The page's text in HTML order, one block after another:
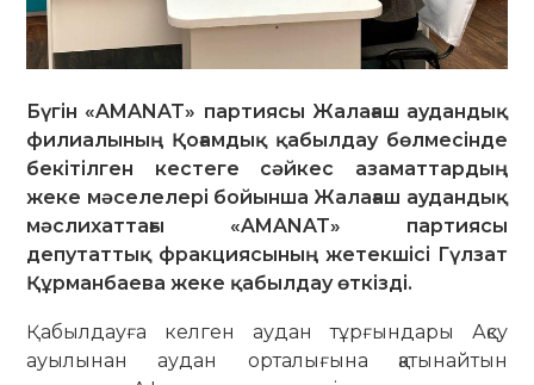
Бүгін «AMANAT» партиясы Жалағаш аудандық
филиалының Қоғамдық қабылдау бөлмесінде
бекітілген кестеге сәйкес азаматтардың
жеке мәселелері бойынша Жалағаш аудандық
мәслихаттағы «AMANAT» партиясы
депутаттық фракциясының жетекшісі Гүлзат
Құрманбаева жеке қабылдау өткізді.
Қабылдауға келген аудан тұрғындары Ақсу
ауылынан аудан орталығына қатынайтын